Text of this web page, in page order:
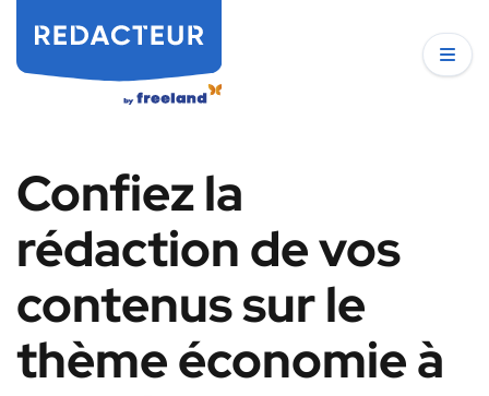
Confiez la
rédaction de vos
contenus sur le
thème économie à